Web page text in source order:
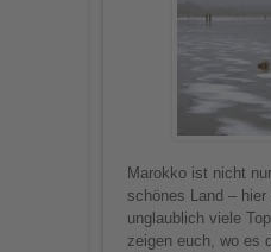
Marokko ist nicht
schönes Land –
unglaublich viele
zeigen euch, wo es